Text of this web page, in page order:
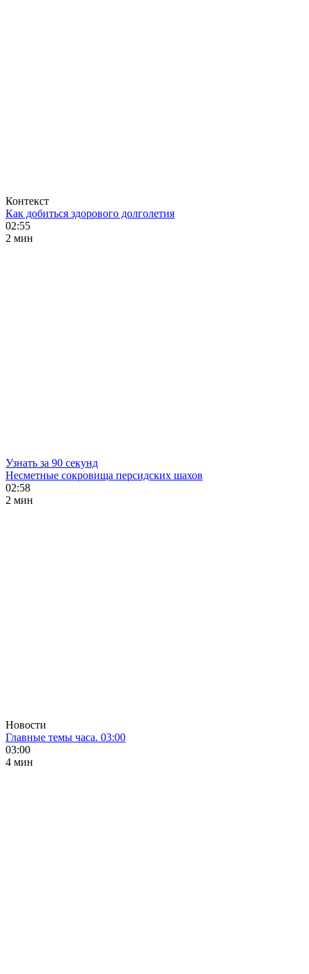
Контекст
Как добиться здорового долголетия
02:55
2 мин
Узнать за 90 секунд
Несметные сокровища персидских шахов
02:58
2 мин
Новости
Главные темы часа. 03:00
03:00
4 мин